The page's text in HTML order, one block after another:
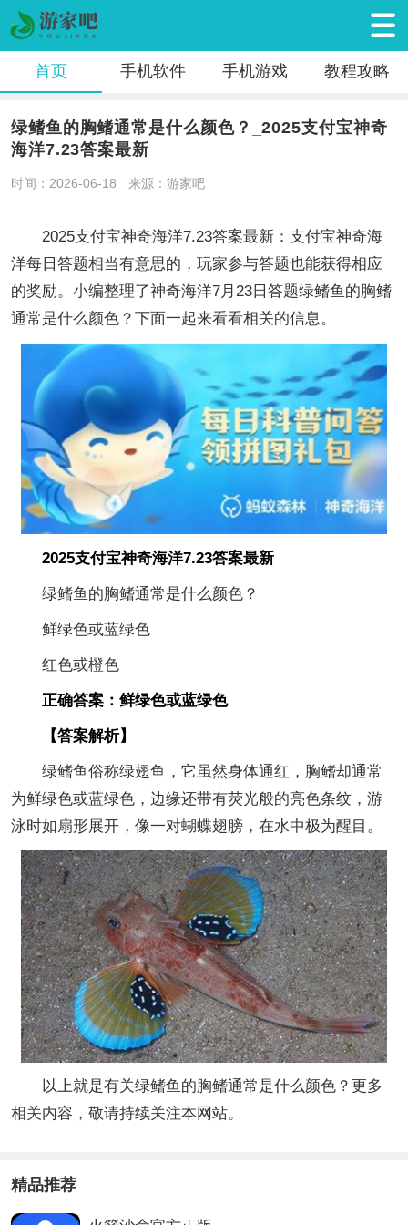
首页 手机软件 手机游戏 教程攻略
绿鳍鱼的胸鳍通常是什么颜色？_2025支付宝神奇
海洋7.23答案最新
时间：2026-06-18 来源：游家吧
2025支付宝神奇海洋7.23答案最新：支付宝神奇海
洋每日答题相当有意思的，玩家参与答题也能获得相应
的奖励。小编整理了神奇海洋7月23日答题绿鳍鱼的胸鳍
通常是什么颜色？下面一起来看看相关的信息。
2025支付宝神奇海洋7.23答案最新
绿鳍鱼的胸鳍通常是什么颜色？
鲜绿色或蓝绿色
红色或橙色
正确答案：鲜绿色或蓝绿色
【答案解析】
绿鳍鱼俗称绿翅鱼，它虽然身体通红，胸鳍却通常
为鲜绿色或蓝绿色，边缘还带有荧光般的亮色条纹，游
泳时如扇形展开，像一对蝴蝶翅膀，在水中极为醒目。
以上就是有关绿鳍鱼的胸鳍通常是什么颜色？更多
相关内容，敬请持续关注本网站。
精品推荐